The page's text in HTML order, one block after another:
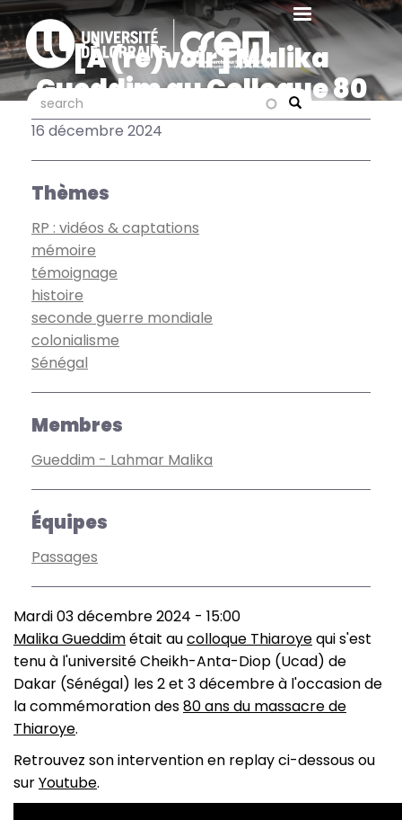
Aller
au
contenu
principal
Search
search search
[À (re)voir] Malika
Gueddim au Colloque 80
ans de Thiaroye à Dakar
16 décembre 2024
Thèmes
RP : vidéos & captations
mémoire
témoignage
histoire
seconde guerre mondiale
colonialisme
Sénégal
Membres
Gueddim - Lahmar Malika
Équipes
Passages
Mardi 03 décembre 2024 - 15:00
Malika Gueddimétait aucolloque Thiaroyequi s'est
tenu à l'université Cheikh-Anta-Diop (Ucad) de
Dakar (Sénégal) les 2 et 3 décembre à l'occasion de
la commémoration des80 ans du massacre de
Thiaroye.
Retrouvez son intervention en replay ci-dessous ou
surYoutube.